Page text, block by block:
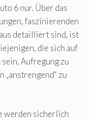
6 nur. Über das
faszinierenden
detailliert sind, ist
die sich auf
Aufregung zu
„anstrengend“ zu
werden sicherlich